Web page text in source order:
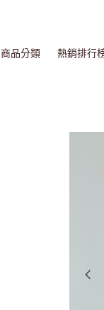
商品分類 熱銷排行